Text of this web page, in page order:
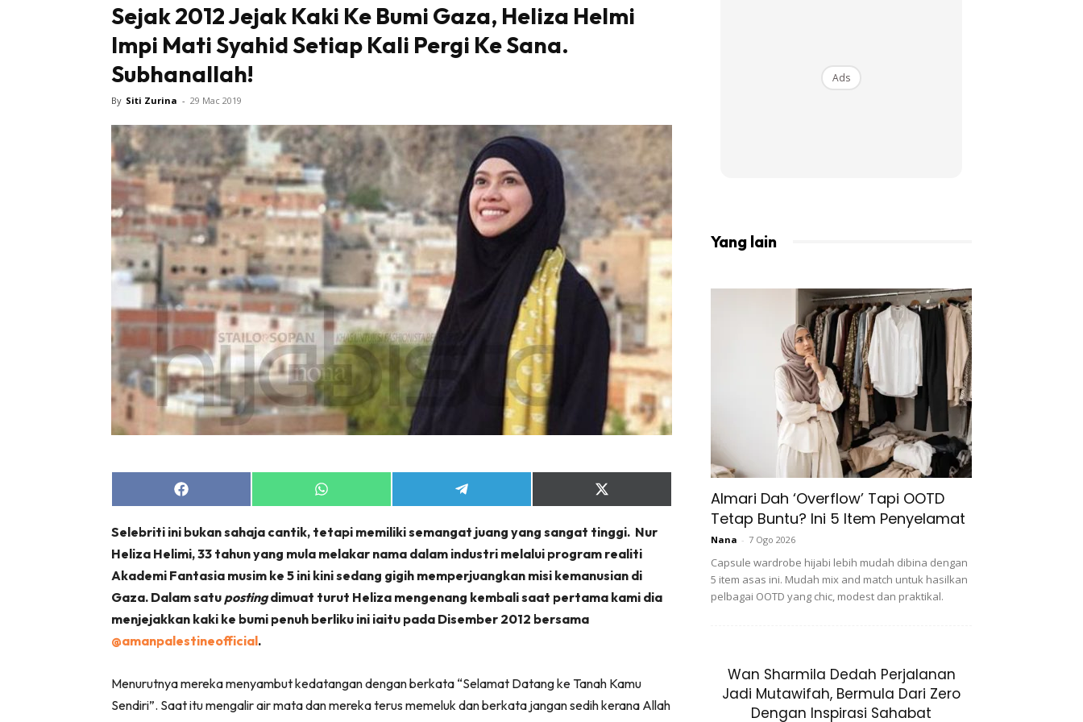
Tampil #1 on top dengan fashion muslimah terkini di HIJABISTA!
Sejak 2012 Jejak Kaki Ke Bumi Gaza, Heliza Helmi
Impi Mati Syahid Setiap Kali Pergi Ke Sana.
Subhanallah!
By Siti Zurina - 29 Mac 2019
Share
on
Share
on
Share
on
Share
on
(Twitter)
Selebriti ini bukan sahaja cantik, tetapi memiliki semangat juang yang sangat tinggi. Nur
Heliza Helimi, 33 tahun yang mula melakar nama dalam industri melalui program realiti
Akademi Fantasia musim ke 5 ini kini sedang gigih memperjuangkan misi kemanusian di
Gaza. Dalam satu postingdimuat turut Heliza mengenang kembali saat pertama kami dia
menjejakkan kaki ke bumi penuh berliku ini iaitu pada Disember 2012 bersama
@amanpalestineofficial.
Menurutnya mereka menyambut kedatangan dengan berkata “Selamat Datang ke Tanah Kamu
Sendiri”. Saat itu mengalir air mata dan mereka terus memeluk dan berkata jangan sedih kerana Allah
Ads
Yang lain
Almari Dah ‘Overflow’ Tapi OOTD
Tetap Buntu? Ini 5 Item Penyelamat
Nana - 7 Ogo 2026
Capsule wardrobe hijabi lebih mudah dibina dengan
5 item asas ini. Mudah mix and match untuk hasilkan
pelbagai OOTD yang chic, modest dan praktikal.
Wan Sharmila Dedah Perjalanan
Jadi Mutawifah, Bermula Dari Zero
Dengan Inspirasi Sahabat